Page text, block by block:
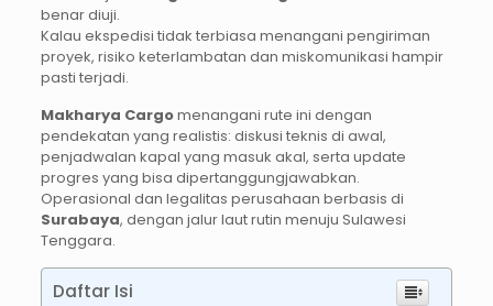
benar diuji.
Kalau ekspedisi tidak terbiasa menangani pengiriman
proyek, risiko keterlambatan dan miskomunikasi hampir
pasti terjadi.
Makharya Cargomenangani rute ini dengan
pendekatan yang realistis: diskusi teknis di awal,
penjadwalan kapal yang masuk akal, serta update
progres yang bisa dipertanggungjawabkan.
Operasional dan legalitas perusahaan berbasis di
Surabaya, dengan jalur laut rutin menuju Sulawesi
Tenggara.
Daftar Isi